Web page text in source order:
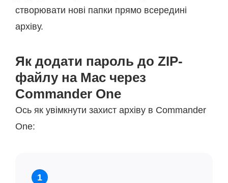
створювати нові папки прямо всередині
архіву.
Як додати пароль до ZIP-
файлу на Mac через
Commander One
Ось як увімкнути захист архіву в Commander
One:
1